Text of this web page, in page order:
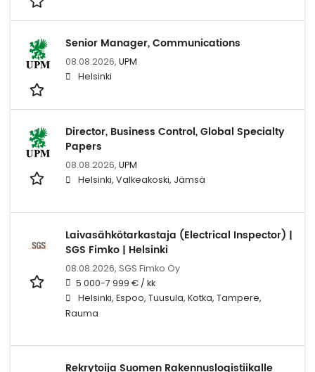
Senior Manager, Communications
08.08.2026, UPM
Helsinki
Director, Business Control, Global Specialty
Papers
08.08.2026, UPM
Helsinki, Valkeakoski, Jämsä
Laivasähkötarkastaja (Electrical Inspector) |
SGS Fimko | Helsinki
08.08.2026, SGS Fimko Oy
5 000-7 999 € / kk
Helsinki, Espoo, Tuusula, Kotka, Tampere,
Rauma
Rekrytoija Suomen Rakennuslogistiikalle